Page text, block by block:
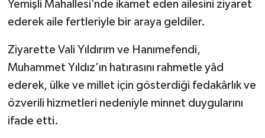
Yemişli Mahallesi’nde ikamet eden ailesini ziyaret
ederek aile fertleriyle bir araya geldiler.
Ziyarette Vali Yıldırım ve Hanımefendi,
Muhammet Yıldız’ın hatırasını rahmetle yâd
ederek, ülke ve millet için gösterdiği fedakârlık ve
özverili hizmetleri nedeniyle minnet duygularını
ifade etti.